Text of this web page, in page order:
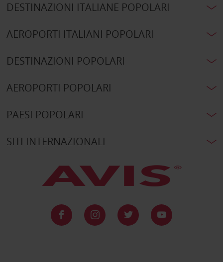
DESTINAZIONI ITALIANE POPOLARI
AEROPORTI ITALIANI POPOLARI
DESTINAZIONI POPOLARI
AEROPORTI POPOLARI
PAESI POPOLARI
SITI INTERNAZIONALI